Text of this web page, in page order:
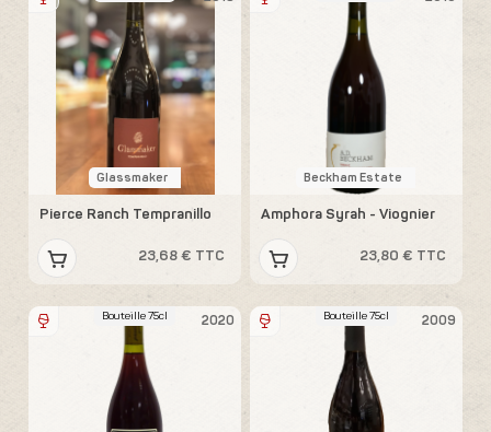
Glassmaker
Pierce Ranch Tempranillo
23,68 € TTC
Beckham Estate
Amphora Syrah - Viognier
23,80 € TTC
2020
Bouteille 75cl 2009
Bouteille 75cl